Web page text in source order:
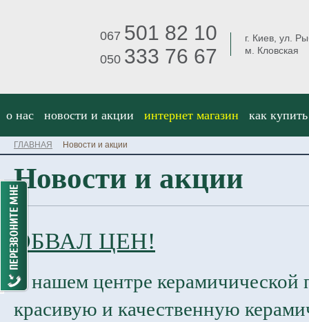
067 501 82 10
050 333 76 67
г. Киев, ул.
м. Кловская
о нас новости и акции интернет магазин как купить
ГЛАВНАЯ Новости и акции
Новости и акции
ОБВАЛ ЦЕН!
В нашем центре керамичической
красивую и качественную